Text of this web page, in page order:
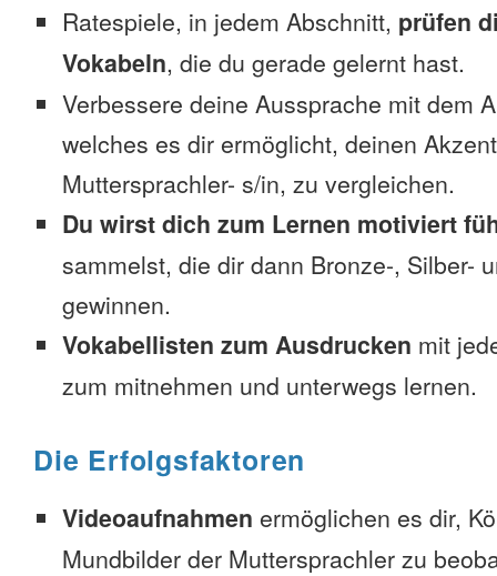
Ratespiele, in jedem Abschnitt, prüfen
Vokabeln, die du gerade gelernt hast.
Verbessere deine Aussprache mit dem
welches es dir ermöglicht, deinen
Muttersprachler- s/in, zu vergleichen.
Du wirst dich zum Lernen motiviert
sammelst, die dir dann Bronze-, Silber-
gewinnen.
Vokabellisten zum Ausdrucken mit
zum mitnehmen und unterwegs lernen.
Die Erfolgsfaktoren
Videoaufnahmen ermöglichen es dir,
Mundbilder der Muttersprachler zu